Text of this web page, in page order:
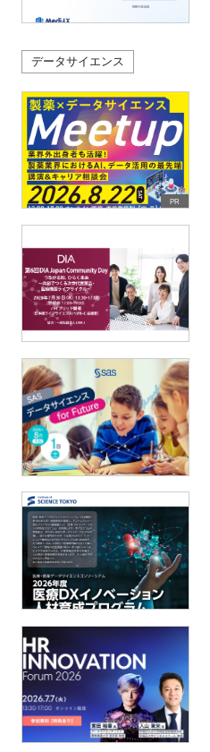
データサイエンス
PR